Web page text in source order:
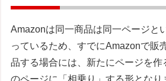
Amazonは同一商品は同一ページと
っているため、すでにAmazonで販
品する場合には、新たにページを